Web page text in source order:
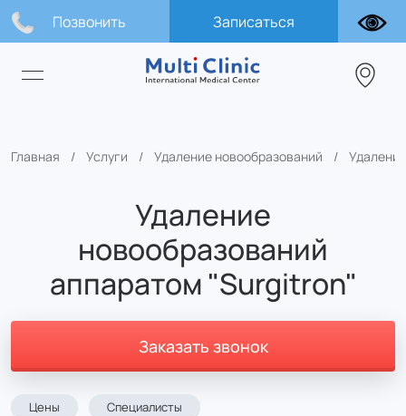
Позвонить Записаться
Главная Услуги Удаление новообразований
Удаление
новообразований
аппаратом "Surgitron"
Заказать звонок
Цены Специалисты